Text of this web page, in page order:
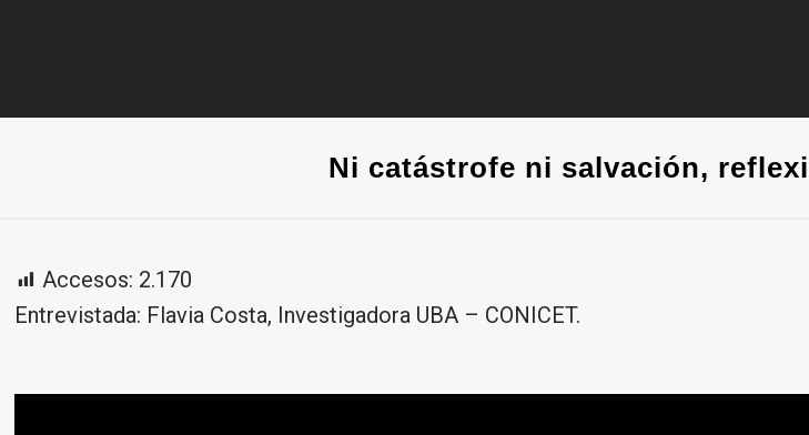
Ni catástrofe ni salvación,
Accesos: 2.170
Entrevistada: Flavia Costa, Investigadora UBA – CONICET.